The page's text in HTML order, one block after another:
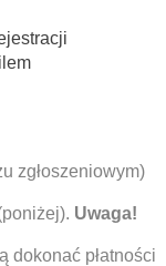
zgłoszeniowym)
Uwaga!
dokonać płatności